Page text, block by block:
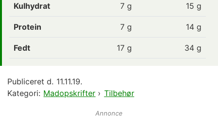
Kulhydrat 7 g 15 g
Protein 7 g 14 g
Fedt 17 g 34 g
Publiceret d. 11.11.19.
Kategori: Madopskrifter › Tilbehør
Annonce